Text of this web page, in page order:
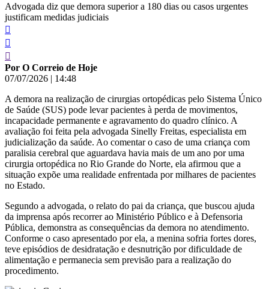
Advogada diz que demora superior a 180 dias ou casos urgentes
justificam medidas judiciais
Por O Correio de Hoje
07/07/2026 | 14:48
A demora na realização de cirurgias ortopédicas pelo Sistema Único
de Saúde (SUS) pode levar pacientes à perda de movimentos,
incapacidade permanente e agravamento do quadro clínico. A
avaliação foi feita pela advogada Sinelly Freitas, especialista em
judicialização da saúde. Ao comentar o caso de uma criança com
paralisia cerebral que aguardava havia mais de um ano por uma
cirurgia ortopédica no Rio Grande do Norte, ela afirmou que a
situação expõe uma realidade enfrentada por milhares de pacientes
no Estado.
Segundo a advogada, o relato do pai da criança, que buscou ajuda
da imprensa após recorrer ao Ministério Público e à Defensoria
Pública, demonstra as consequências da demora no atendimento.
Conforme o caso apresentado por ela, a menina sofria fortes dores,
teve episódios de desidratação e desnutrição por dificuldade de
alimentação e permanecia sem previsão para a realização do
procedimento.